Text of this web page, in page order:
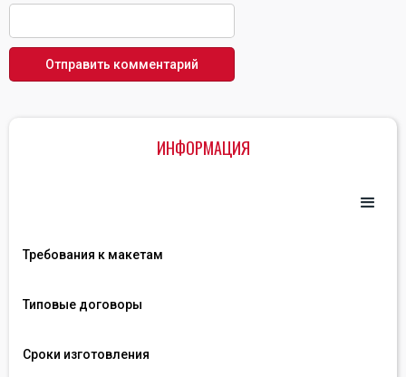
ИНФОРМАЦИЯ
Требования к макетам
Типовые договоры
Сроки изготовления